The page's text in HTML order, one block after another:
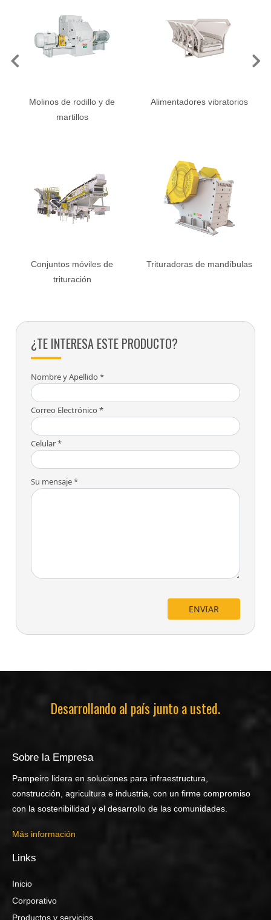
Molinos de rodillo y de
martillos
Alimentadores vibratorios
Conjuntos móviles de
trituración
Trituradoras de mandíbulas
Previous
¿TE INTERESA ESTE PRODUCTO?
Nombre y Apellido *
Correo Electrónico *
Celular *
Su mensaje *
ENVIAR
Desarrollando al país junto a usted.
Sobre la Empresa
Pampeiro lidera en soluciones para infraestructura,
construcción, agricultura e industria, con un firme compromiso
con la sostenibilidad y el desarrollo de las comunidades.
Más información
Links
Inicio
Corporativo
Productos y servicios